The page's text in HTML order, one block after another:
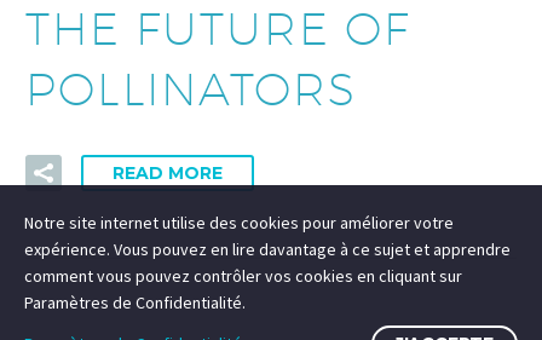
THE FUTURE OF
POLLINATORS
READ MORE
Notre site internet utilise des cookies pour améliorer votre
expérience. Vous pouvez en lire davantage à ce sujet et apprendre
comment vous pouvez contrôler vos cookies en cliquant sur
Paramètres de Confidentialité.